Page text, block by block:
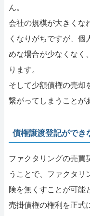
ん。
会社の規模が大きくな
くなりがちですが、個
めな場合が少なくなく
ります。
そして少額債権の売却
繋がってしまうことが
債権譲渡登記ができ
ファクタリングの売買
うことで、ファクタリ
険を無くすことが可能
売掛債権の権利を正式